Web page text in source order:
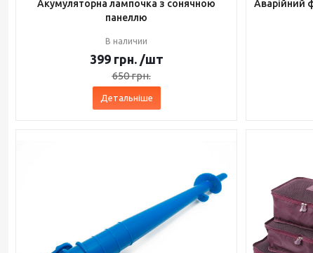
Акумуляторна лампочка з сонячною
панеллю
В наличии
399 грн. /шт
650грн.
Детальніше
Аварійний